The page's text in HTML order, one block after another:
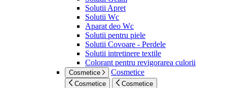
Solutii Apret
Solutii Wc
Aparat deo Wc
Solutii pentru piele
Solutii Covoare - Perdele
Solutii intretinere textile
Colorant pentru revigorarea culorii
Cosmetice Cosmetice
Cosmetice Cosmetice